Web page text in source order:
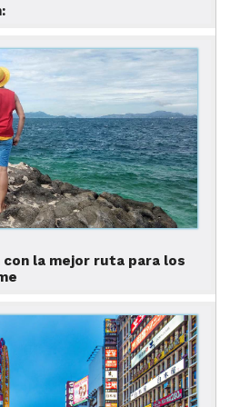
y un bar que gira 360
tomar una copa mientras
vistas.
hay que hacer en Kobe como
la mejor ruta para los